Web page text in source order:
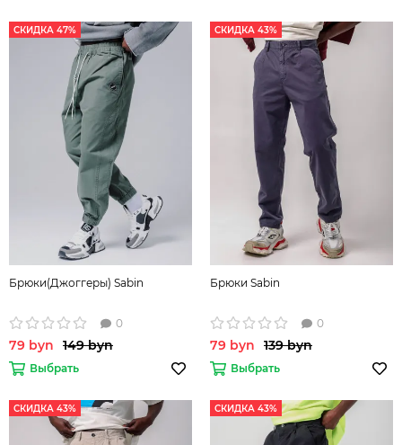
СКИДКА 47%
Брюки(Джоггеры) Sabin
0
79 byn 149 byn
Выбрать
СКИДКА 43%
Брюки Sabin
0
79 byn 139 byn
Выбрать
СКИДКА 43% СКИДКА 43%